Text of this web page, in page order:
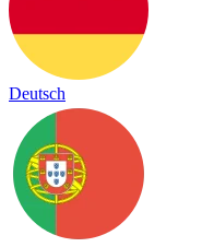
Deutsch